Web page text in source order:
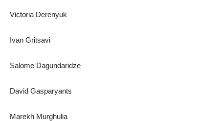
Victoria Derenyuk
Ivan Gritsavi
Salome Dagundaridze
David Gasparyants
Marekh Murghulia